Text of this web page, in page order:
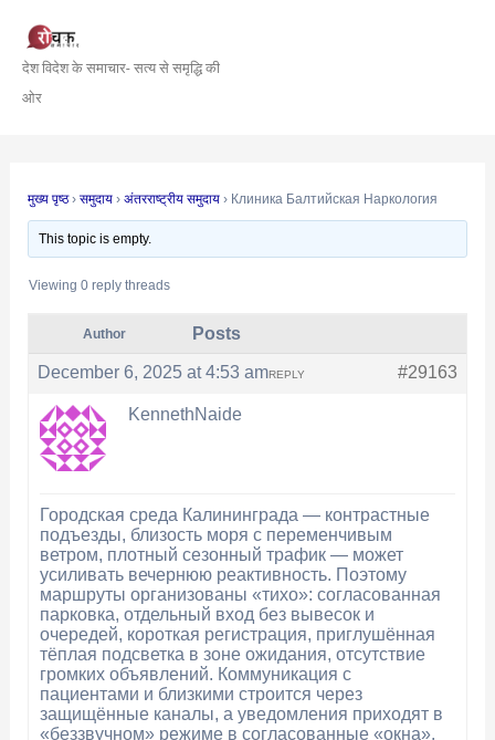
content
देश विदेश के समाचार- सत्य से समृद्धि की
ओर
मुख्य पृष्ठ › समुदाय › अंतरराष्ट्रीय समुदाय › Клиника Балтийская Наркология
This topic is empty.
Viewing 0 reply threads
Author Posts
December 6, 2025 at 4:53 am #29163
REPLY
KennethNaide
Городская среда Калининграда — контрастные
подъезды, близость моря с переменчивым
ветром, плотный сезонный трафик — может
усиливать вечернюю реактивность. Поэтому
маршруты организованы «тихо»: согласованная
парковка, отдельный вход без вывесок и
очередей, короткая регистрация, приглушённая
тёплая подсветка в зоне ожидания, отсутствие
громких объявлений. Коммуникация с
пациентами и близкими строится через
защищённые каналы, а уведомления приходят в
«беззвучном» режиме в согласованные «окна».
navigation